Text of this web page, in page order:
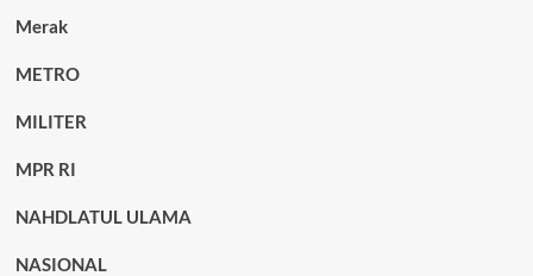
Merak
METRO
MILITER
MPR RI
NAHDLATUL ULAMA
NASIONAL